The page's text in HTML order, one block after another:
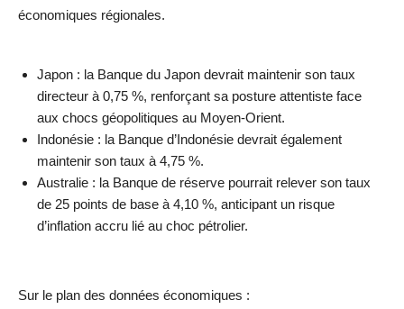
économiques régionales.
Japon : la Banque du Japon devrait maintenir son taux
directeur à 0,75 %, renforçant sa posture attentiste face
aux chocs géopolitiques au Moyen-Orient.
Indonésie : la Banque d’Indonésie devrait également
maintenir son taux à 4,75 %.
Australie : la Banque de réserve pourrait relever son taux
de 25 points de base à 4,10 %, anticipant un risque
d’inflation accru lié au choc pétrolier.
Sur le plan des données économiques :